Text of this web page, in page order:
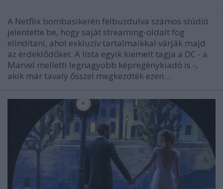
A Netflix bombasikerén felbuzdulva számos stúdió
jelentette be, hogy saját streaming-oldalt fog
elindítani, ahol exkluzív tartalmaikkal várják majd
az érdeklődőket. A lista egyik kiemelt tagja a DC - a
Marvel melletti legnagyobb képregénykiadó is -,
akik már tavaly ősszel megkezdték ezen…